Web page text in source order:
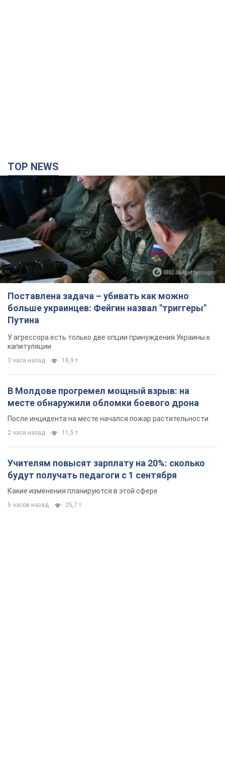
TOP NEWS
Поставлена задача – убивать как можно
больше украинцев: Фейгин назвал "триггеры"
Путина
У агрессора есть только две опции принуждения Украины к
капитуляции
3 часа назад 18,9 т.
В Молдове прогремел мощный взрыв: на
месте обнаружили обломки боевого дрона
После инцидента на месте начался пожар растительности
2 часа назад 11,5 т.
Учителям повысят зарплату на 20%: сколько
будут получать педагоги с 1 сентября
Какие изменения планируются в этой сфере
5 часов назад 25,7 т.